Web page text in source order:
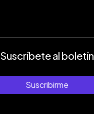
Suscríbete al boletín
Suscribirme